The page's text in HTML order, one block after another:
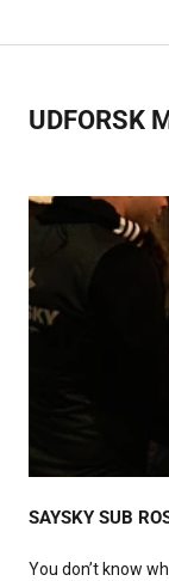
UDFORSK
SAYSKY SUB
You don’t know